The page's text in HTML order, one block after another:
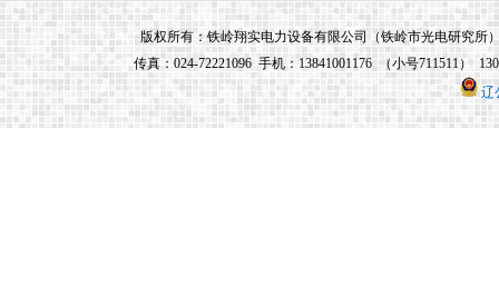
版权所有：铁岭翔实电力设备有限公司（铁岭市光电研究所
传真：024-72221096 手机：13841001176 （小号711511）
辽